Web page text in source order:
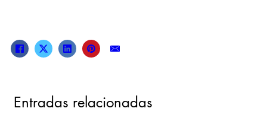
Entradas relacionadas